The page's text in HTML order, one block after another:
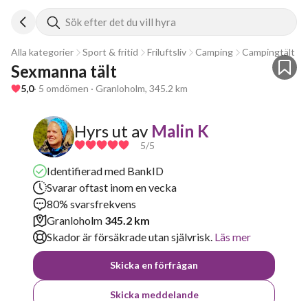
Sök efter det du vill hyra
Alla kategorier Sport & fritid Friluftsliv Camping Campingtält
Sexmanna tält
5,0· 5 omdömen · Granloholm, 345.2 km
Hyrs ut av Malin K
5/5
Identifierad med BankID
Svarar oftast inom en vecka
80% svarsfrekvens
Granloholm 345.2 km
Skador är försäkrade utan självrisk. Läs mer
Skicka en förfrågan
Skicka meddelande